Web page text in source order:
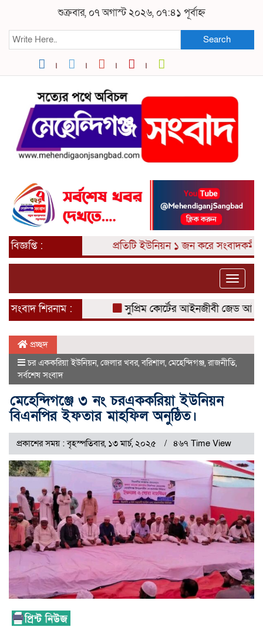
শুক্রবার, ০৭ অগাস্ট ২০২৬, ০৭:৪১ পূর্বাহ্ন
Search
বিজ্ঞপ্তি : প্রতিটি ইউনিয়ন ১ জন করে সংবাদকর্মী
Toggle
সংবাদ শিরনাম :
সুপ্রিম কোর্টের আইনজীবী জেড আই খান
প্রচ্ছদ
চর এককরিয়া ইউনিয়ন, জেলার খবর,বরিশাল, মেহেন্দিগঞ্জ,রাজনীতি,
সর্বশেষ সংবাদ
মেহেন্দিগঞ্জে ৩ নং চরএককরিয়া ইউনিয়ন
বিএনপির ইফতার মাহফিল অনুষ্ঠিত।
প্রকাশের সময় : বৃহস্পতিবার, ১৩ মার্চ, ২০২৫ ৪৬৭ Time View